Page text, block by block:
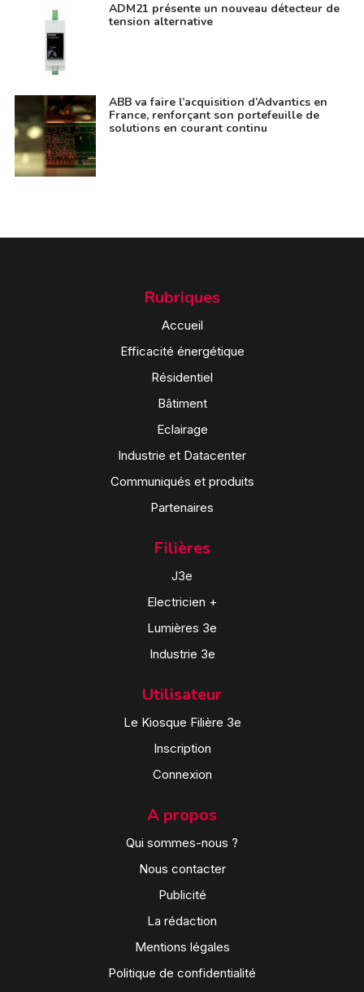
ADM21 présente un nouveau détecteur de
tension alternative
ABB va faire l’acquisition d’Advantics en
France, renforçant son portefeuille de
solutions en courant continu
Rubriques
Accueil
Efficacité énergétique
Résidentiel
Bâtiment
Eclairage
Industrie et Datacenter
Communiqués et produits
Partenaires
Filières
J3e
Electricien +
Lumières 3e
Industrie 3e
Utilisateur
Le Kiosque Filière 3e
Inscription
Connexion
A propos
Qui sommes-nous ?
Nous contacter
Publicité
La rédaction
Mentions légales
Politique de confidentialité